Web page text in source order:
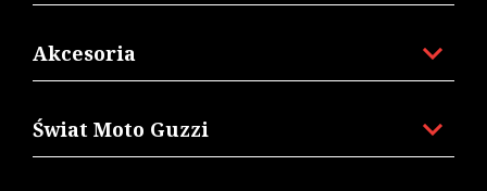
Akcesoria
Świat Moto Guzzi